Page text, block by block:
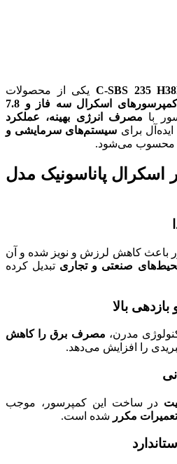
یکی از محصولات
کمپرسورهای اسکرال سه فاز و 7.8
با مصرف انرژی بهینه، عملکرد
ایده‌آل برای سیستم‌های سرمایشی و
محسوب می‌شود.
اسکرال پاناسونیک مدل
باعث کاهش لرزش و نویز شده و آن
صنعتی و تجاری تبدیل کرده
مدرن، مصرف برق را کاهش
را افزایش می‌دهد.
در ساخت این کمپرسور، موجب
مکرر شده است.